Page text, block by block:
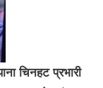
चिनहट प्रभारी